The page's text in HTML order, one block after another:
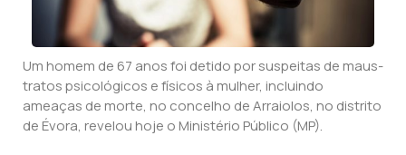
Um homem de 67 anos foi detido por suspeitas de maus-
tratos psicológicos e físicos à mulher, incluindo
ameaças de morte, no concelho de Arraiolos, no distrito
de Évora, revelou hoje o Ministério Público (MP).